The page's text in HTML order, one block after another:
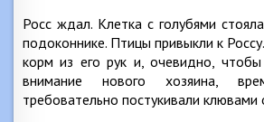
Росс ждал. Клетка с голубями
подоконнике. Птицы привыкли к
корм из его рук и, очевидно,
внимание нового хозяина,
требовательно постукивали клювами